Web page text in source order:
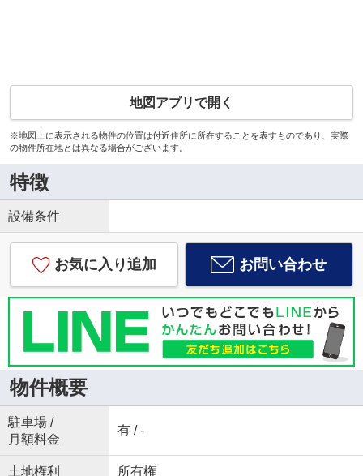
地図アプリで開く
※地図上に表示される物件の位置は付近住所に所在することを表すものであり、実際
の物件所在地とは異なる場合がございます。
特徴
設備条件
お気に入り追加 お問い合わせ
物件概要
駐車場 /
月額料金
有 / -
土地権利 所有権